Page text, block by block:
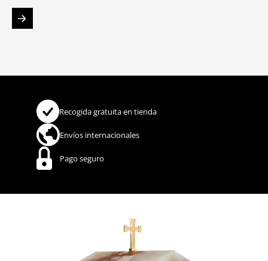
Recogida gratuita en tienda
Envíos internacionales
Pago seguro